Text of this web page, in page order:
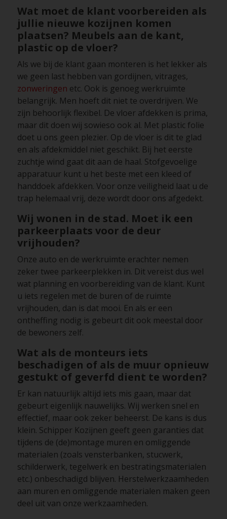
Wat moet de klant voorbereiden als
jullie nieuwe kozijnen komen
plaatsen? Meubels aan de kant,
plastic op de vloer?
Als we bij de klant gaan monteren is het lekker als
we geen last hebben van gordijnen, vitrages,
zonweringen etc. Ook is genoeg werkruimte
belangrijk. Men hoeft dit niet te overdrijven. We
zijn behoorlijk flexibel. De vloer afdekken is prima,
maar dit doen wij sowieso ook al. Met plastic folie
doet u ons geen plezier. Op de vloer is dit te glad
en als afdekmiddel niet geschikt. Bij het eerste
zuchtje wind gaat dit aan de haal. Stofgevoelige
apparatuur kunt u het beste met een kleed of
handdoek afdekken. Voor onze veiligheid laat u de
trap helemaal vrij, deze wordt door ons afgedekt.
Wij wonen in de stad. Moet ik een
parkeerplaats voor de deur
vrijhouden?
Onze auto en de werkruimte erachter nemen
zeker twee parkeerplekken in. Dit vereist dus wel
wat planning en voorbereiding van de klant. Kunt
u iets regelen met de buren of de ruimte
vrijhouden, dan is dat mooi. En als er een
ontheffing nodig is gebeurt dit ook meestal door
de bewoners zelf.
Wat als de monteurs iets
beschadigen of als de muur opnieuw
gestukt of geverfd dient te worden?
Er kan natuurlijk altijd iets mis gaan, maar dat
gebeurt eigenlijk nauwelijks. Wij werken snel en
effectief, maar ook zeker beheerst. De kans is dus
klein. Schipper Kozijnen geeft geen garanties dat
tijdens de (de)montage muren en omliggende
materialen (zoals vensterbanken, stucwerk,
schilderwerk, tegelwerk en bestratingsmaterialen
etc.) onbeschadigd blijven. Herstelwerkzaamheden
aan muren en omliggende materialen maken geen
deel uit van onze werkzaamheden.